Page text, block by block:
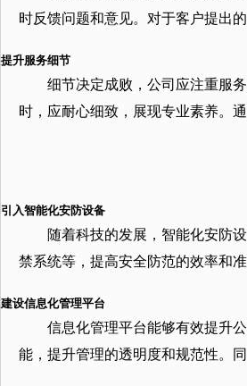
时反馈问题和意见。对于客户提出
提升服务细节
细节决定成败，公司应注重服
时，应耐心细致，展现专业素养。
引入智能化安防设备
随着科技的发展，智能化安防
禁系统等，提高安全防范的效率和
建设信息化管理平台
信息化管理平台能够有效提升
能，提升管理的透明度和规范性。